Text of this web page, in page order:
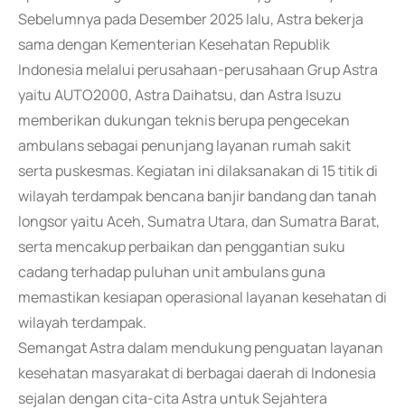
Sebelumnya pada Desember 2025 lalu, Astra bekerja
sama dengan Kementerian Kesehatan Republik
Indonesia melalui perusahaan-perusahaan Grup Astra
yaitu AUTO2000, Astra Daihatsu, dan Astra Isuzu
memberikan dukungan teknis berupa pengecekan
ambulans sebagai penunjang layanan rumah sakit
serta puskesmas. Kegiatan ini dilaksanakan di 15 titik di
wilayah terdampak bencana banjir bandang dan tanah
longsor yaitu Aceh, Sumatra Utara, dan Sumatra Barat,
serta mencakup perbaikan dan penggantian suku
cadang terhadap puluhan unit ambulans guna
memastikan kesiapan operasional layanan kesehatan di
wilayah terdampak.
Semangat Astra dalam mendukung penguatan layanan
kesehatan masyarakat di berbagai daerah di Indonesia
sejalan dengan cita-cita Astra untuk Sejahtera